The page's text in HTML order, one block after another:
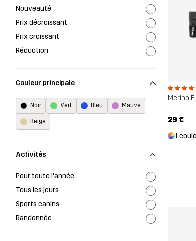
Nouveauté
Prix décroissant
Prix croissant
Réduction
Couleur principale
Noir Vert Bleu Mauve
Beige
Activités
Pour toute l'année
Tous les jours
Sports canins
Randonnée
Merino
29 €
1